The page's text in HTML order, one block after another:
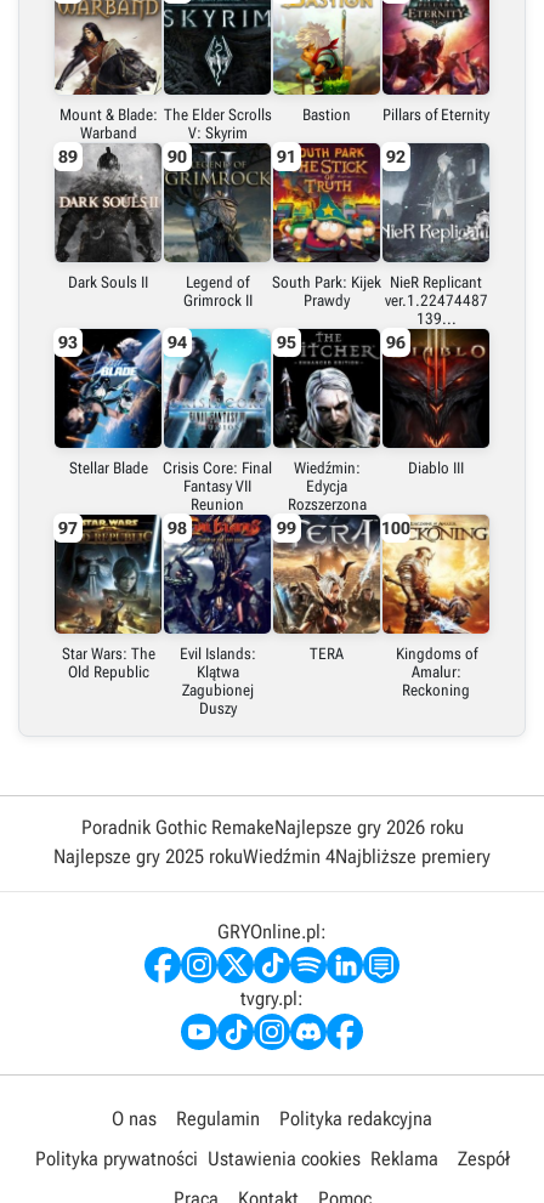
Mount & Blade:
Warband
The Elder Scrolls
V: Skyrim
Bastion Pillars of Eternity
89
Dark Souls II
90
Legend of
Grimrock II
91
South Park: Kijek
Prawdy
92
NieR Replicant
ver.1.22474487
139...
93
Stellar Blade
94
Crisis Core: Final
Fantasy VII
Reunion
95
Wiedźmin:
Edycja
Rozszerzona
96
Diablo III
97
Star Wars: The
Old Republic
98
Evil Islands:
Klątwa
Zagubionej
Duszy
99
TERA
100
Kingdoms of
Amalur:
Reckoning
Poradnik Gothic RemakeNajlepsze gry 2026 roku
Najlepsze gry 2025 rokuWiedźmin 4Najbliższe premiery
GRYOnline.pl:
tvgry.pl:
O nas Regulamin
Polityka redakcyjna
Polityka prywatności Ustawienia cookies Reklama
Zespół